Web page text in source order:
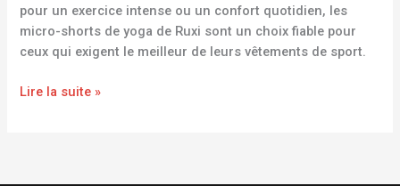
pour un exercice intense ou un confort quotidien, les
micro-shorts de yoga de Ruxi sont un choix fiable pour
ceux qui exigent le meilleur de leurs vêtements de sport.
Lire la suite »